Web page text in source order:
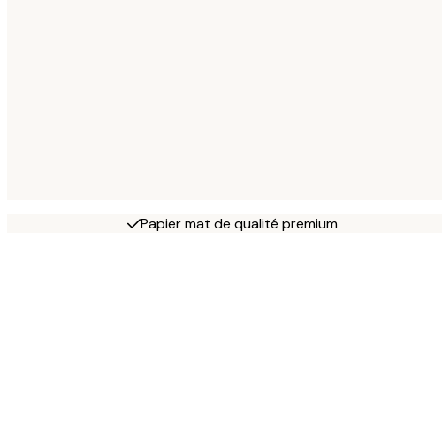
Papier mat de qualité premium